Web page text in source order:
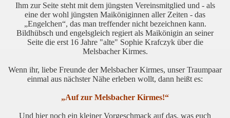
Ihm zur Seite steht mit dem jüngsten Vereinsmitglied und - als
eine der wohl jüngsten Maiköniginnen aller Zeiten - das
„Engelchen“, das man treffender nicht bezeichnen kann.
Bildhübsch und engelsgleich regiert als Maikönigin an seiner
Seite die erst 16 Jahre "alte" Sophie Krafczyk über die
Melsbacher Kirmes.
Wenn ihr, liebe Freunde der Melsbacher Kirmes, unser Traumpaar
einmal aus nächster Nähe erleben wollt, dann heißt es:
„Auf zur Melsbacher Kirmes!“
Und hier noch ein kleiner Vorgeschmack auf das, was euch